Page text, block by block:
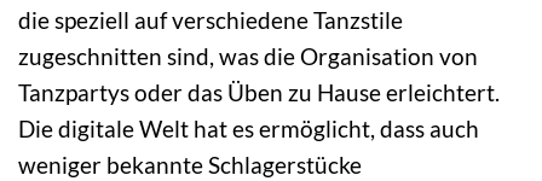
die speziell auf verschiedene Tanzstile
zugeschnitten sind, was die Organisation von
Tanzpartys oder das Üben zu Hause erleichtert.
Die digitale Welt hat es ermöglicht, dass auch
weniger bekannte Schlagerstücke